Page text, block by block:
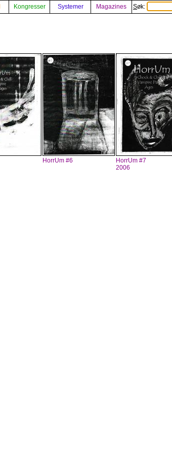
Kongresser Systemer Magazines Søk:
HorrUm #6
HorrUm #7
2006